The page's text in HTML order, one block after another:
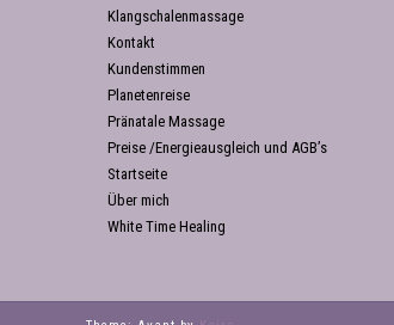
Klangschalenmassage
Kontakt
Kundenstimmen
Planetenreise
Pränatale Massage
Preise /Energieausgleich und AGB’s
Startseite
Über mich
White Time Healing